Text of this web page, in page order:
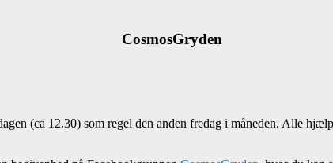
CosmosGryden
(ca 12.30) som regel den anden fredag i måneden. Alle